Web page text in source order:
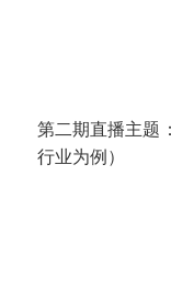
第二期直播主题
行业为例）